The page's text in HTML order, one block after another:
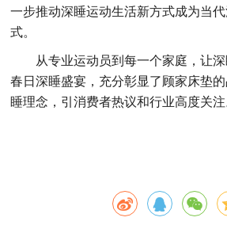
一步推动深睡运动生活新方式成为当
式。
从专业运动员到每一个家庭，让
春日深睡盛宴，充分彰显了顾家床垫
睡理念，引消费者热议和行业高度关注